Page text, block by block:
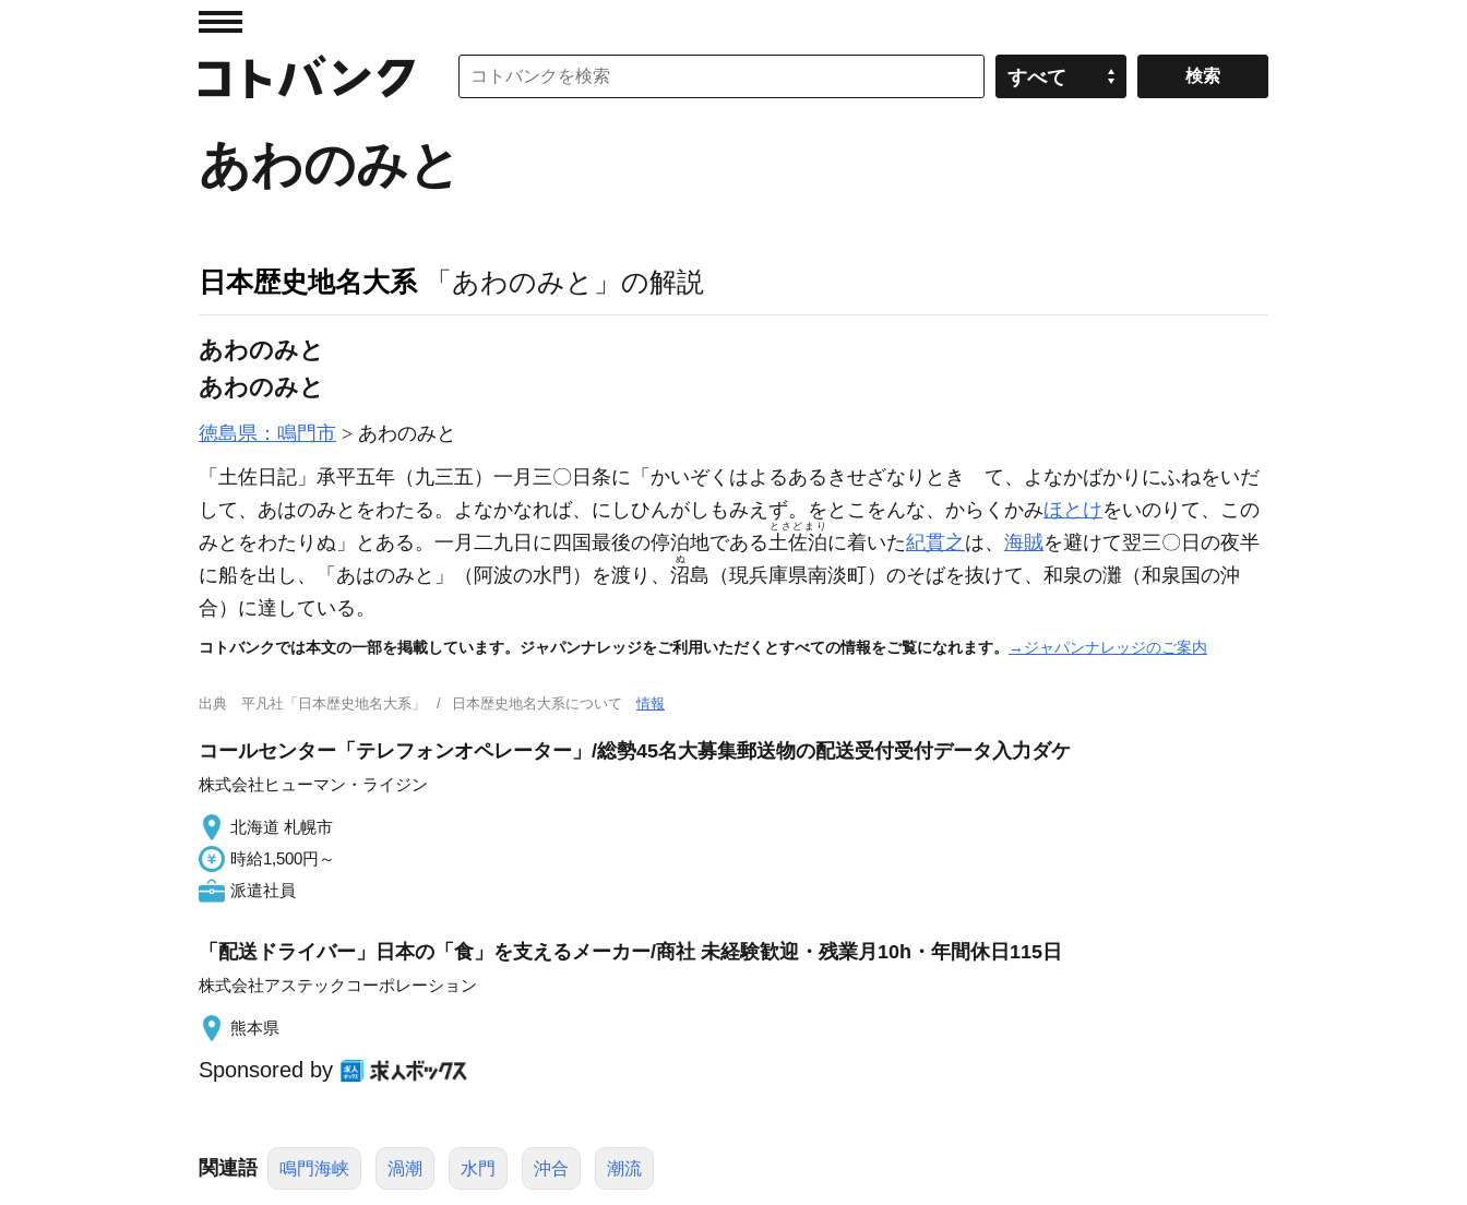
すべて
あわのみと
日本歴史地名大系 「あわのみと」の解説
あわのみと
あわのみと
徳島県：鳴門市
あわのみと
「土佐日記」承平五年 （九三五） 一月三〇日条に「かいぞくはよるあるきせざなりときゝて、よなかばかりにふねをいだ
して、あはのみとをわたる。よなかなれば、にしひんがしもみえず。をとこをんな、からくかみほとけをいのりて、この
みとをわたりぬ」とある。一月二九日に四国最後の停泊地である土佐泊
とさどまり
に着いた紀貫之 は、 海賊を避けて翌三〇日の夜半
に船を出し、「あはのみと」
（阿波の水門） を渡り、 沼
ぬ
島 （現兵庫県南淡町） のそばを抜けて、和泉の灘 （和泉国の沖
合） に達している。
コトバンクでは本文の一部を掲載しています。ジャパンナレッジをご利用いただくとすべての情報をご覧になれます。 →ジャパンナレッジのご案内
出典 平凡社「日本歴史地名大系」 日本歴史地名大系について情報
コールセンター「テレフォンオペレーター」/総勢45名大募集郵送物の配送受付受付データ入力ダケ
株式会社ヒューマン・ライジン
北海道 札幌市
時給1,500円～
派遣社員
「配送ドライバー」日本の「食」を支えるメーカー/商社 未経験歓迎・残業月10h・年間休日115日
株式会社アステックコーポレーション
熊本県
Sponsored by
関連語 鳴門海峡 渦潮 水門 沖合 潮流